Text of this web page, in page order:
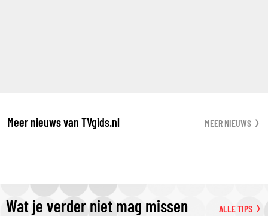
Meer nieuws van TVgids.nl MEER NIEUWS
Wat je verder niet mag missen ALLE TIPS